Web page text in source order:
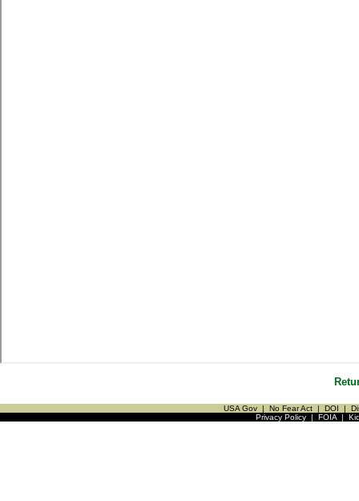
USA Gov | No Fear Act | DOI |
Privacy Policy| FOIA|